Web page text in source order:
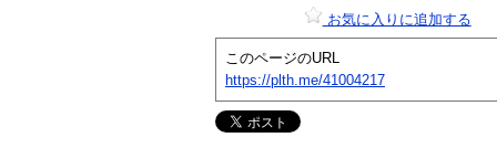
お気に入りに追加する
このページのURL
https://plth.me/41004217